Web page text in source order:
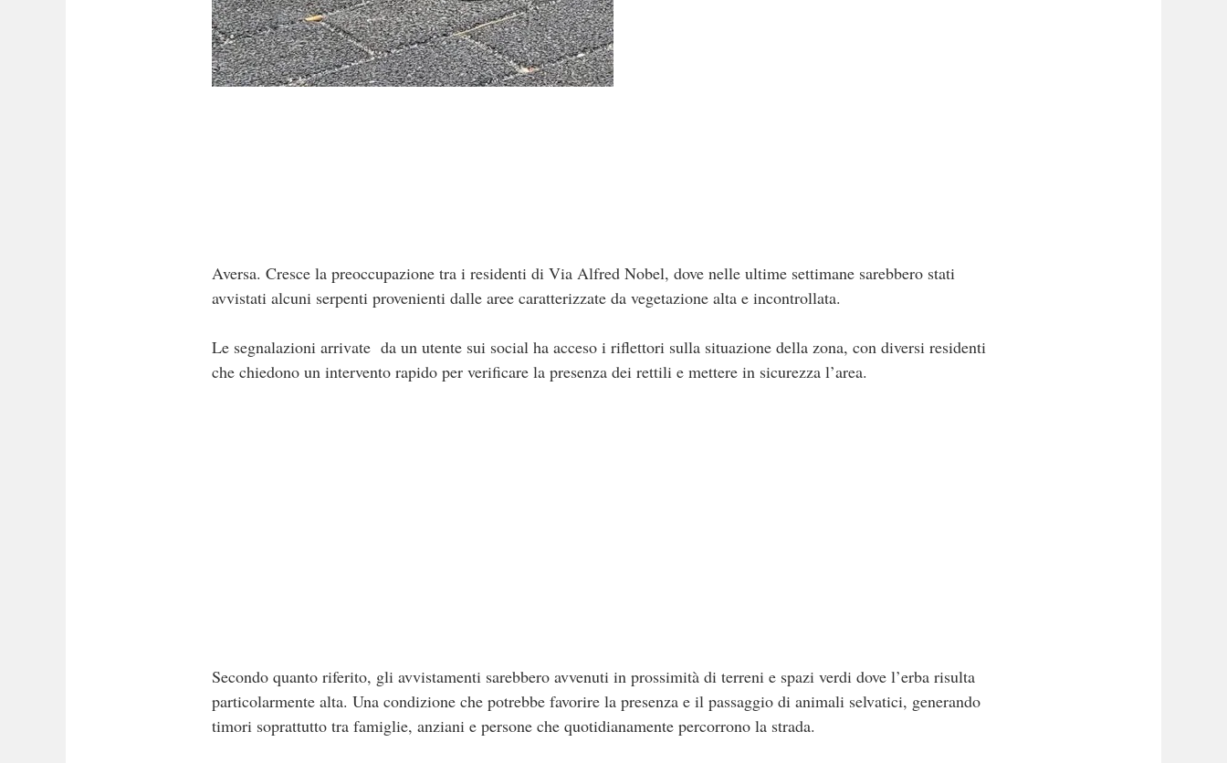
Aversa. Cresce la preoccupazione tra i residenti di Via Alfred Nobel, dove nelle ultime settimane sarebbero stati
avvistati alcuni serpenti provenienti dalle aree caratterizzate da vegetazione alta e incontrollata.
Le segnalazioni arrivate da un utente sui social ha acceso i riflettori sulla situazione della zona, con diversi residenti
che chiedono un intervento rapido per verificare la presenza dei rettili e mettere in sicurezza l’area.
Secondo quanto riferito, gli avvistamenti sarebbero avvenuti in prossimità di terreni e spazi verdi dove l’erba risulta
particolarmente alta. Una condizione che potrebbe favorire la presenza e il passaggio di animali selvatici, generando
timori soprattutto tra famiglie, anziani e persone che quotidianamente percorrono la strada.